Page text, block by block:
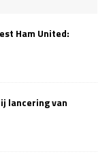
Ham United:
lancering van